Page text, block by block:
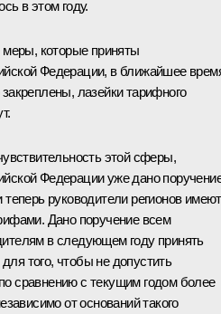
в этом году.
которые приняты
Федерации, в ближайшее
лазейки тарифного
этой сферы,
Федерации уже дано
руководители регионов имеют
Дано поручение всем
в следующем году принять
того, чтобы не допустить
сравнению с текущим годом более
от оснований такого